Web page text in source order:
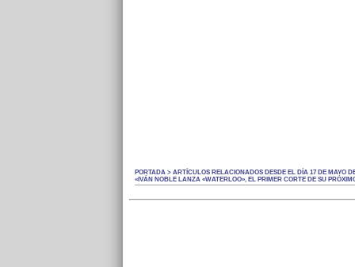
PORTADA > ARTÍCULOS RELACIONADOS DESDE EL DÍA 17 DE MAYO
«IVÁN NOBLE LANZA «WATERLOO», EL PRIMER CORTE DE SU